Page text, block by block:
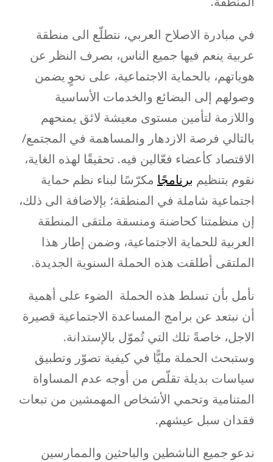
في مبادرة الاصلاح العربي، نتطلّع الى منطقة
عربية ينعم فيها جميع الناس، بصرف النظر عن
هوياتهم، بالحماية الاجتماعية، على نحوٍ يضمن
وصولهم إلى البضائع والخدمات الأساسية
واللازمة لتأمين مستوى معيشة لائق يمنحهم
بالتالي فرصة الازدهار والمساهمة في المجتمع/
الاقتصاد كأعضاء فعّالين فيه. تحقيقًا لهذه الغاية،
نقوم بتنظيم برنامجًا مكرّسًا لبناء نظم حماية
اجتماعية شاملة في المنطقة؛ بإلاضافة الى ذلك،
إن منظمتنا كحاضنة ومنسقة ملتقى المنطقة
العربية للحماية الاجتماعية، وضمن إطار هذا
الملتقى أطلقت هذه الحملة السنوية الجديدة.
نأمل بأن تسلط هذه الحملة الضوء على أهمية
أن نبتعد عن برامج المساعدة الاجتماعية قصيرة
الاجل، خاصةً تلك التي تُموّل بالإستدانة.
وستبحث الحملة مليًّا في كيفية تصوّر وتطبيق
سياسات بديلة تقلّص من أوجه عدم المساواة
المتنامية وتحمي الأشخاص المهمشين من تبعات
فقدان سبل عيشهم.
ندعو جميع الناشطين والباحثين والممارسين